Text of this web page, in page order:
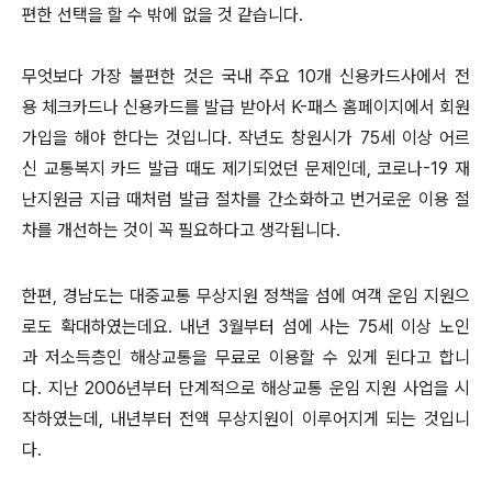
편한 선택을 할 수 밖에 없을 것 같습니다.
무엇보다 가장 불편한 것은 국내 주요 10개 신용카드사에서 전
용 체크카드나 신용카드를 발급 받아서 K-패스 홈페이지에서 회원
가입을 해야 한다는 것입니다. 작년도 창원시가 75세 이상 어르
신 교통복지 카드 발급 때도 제기되었던 문제인데, 코로나-19 재
난지원금 지급 때처럼 발급 절차를 간소화하고 번거로운 이용 절
차를 개선하는 것이 꼭 필요하다고 생각됩니다.
한편, 경남도는 대중교통 무상지원 정책을 섬에 여객 운임 지원으
로도 확대하였는데요. 내년 3월부터 섬에 사는 75세 이상 노인
과 저소득층인 해상교통을 무료로 이용할 수 있게 된다고 합니
다. 지난 2006년부터 단계적으로 해상교통 운임 지원 사업을 시
작하였는데, 내년부터 전액 무상지원이 이루어지게 되는 것입니
다.